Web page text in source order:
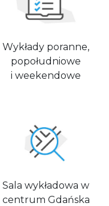
Wykłady poranne,
popołudniowe
i weekendowe
Sala wykładowa w
centrum Gdańska